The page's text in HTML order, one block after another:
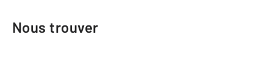
Nous trouver